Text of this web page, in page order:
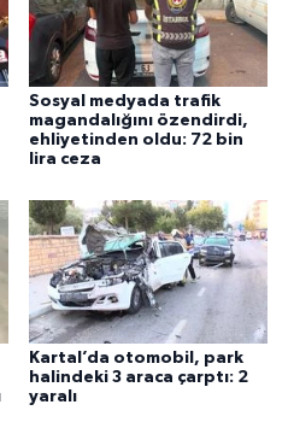
Sosyal medyada trafik
magandalığını özendirdi,
ehliyetinden oldu: 72 bin
lira ceza
Kartal’da otomobil, park
halindeki 3 araca çarptı: 2
yaralı